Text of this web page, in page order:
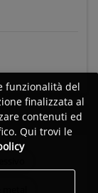
funzionalità del
finalizzata al
contenuti ed
Qui trovi le